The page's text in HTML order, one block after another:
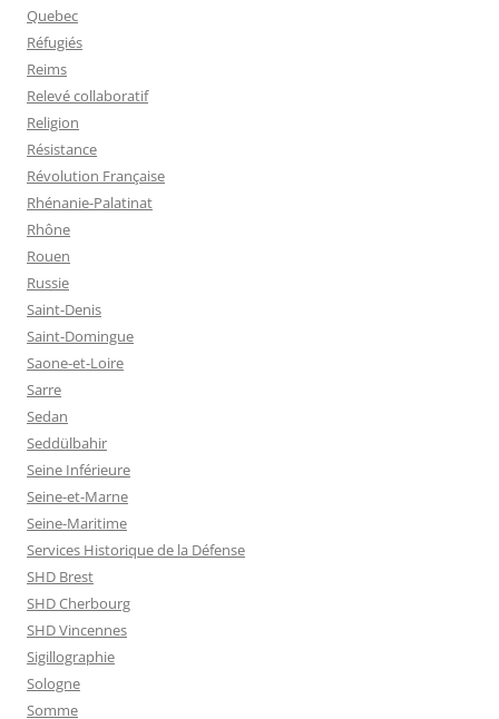
Quebec
Réfugiés
Reims
Relevé collaboratif
Religion
Résistance
Révolution Française
Rhénanie-Palatinat
Rhône
Rouen
Russie
Saint-Denis
Saint-Domingue
Saone-et-Loire
Sarre
Sedan
Seddülbahir
Seine Inférieure
Seine-et-Marne
Seine-Maritime
Services Historique de la Défense
SHD Brest
SHD Cherbourg
SHD Vincennes
Sigillographie
Sologne
Somme